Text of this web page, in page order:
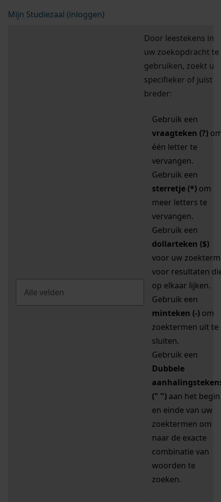
Mijn Studiezaal (inloggen)
Door leestekens in
uw zoekopdracht te
gebruiken, zoekt u
specifieker of juist
breder:
Gebruik een
vraagteken (?)
één letter te
vervangen.
Gebruik een
sterretje (*) om
meer letters te
vervangen.
Gebruik een
dollarteken ($)
voor uw zoekterm
voor resultaten
op elkaar lijken.
Gebruik een
minteken (-) om
zoektermen uit te
sluiten.
Gebruik een
Dubbele
(" ") aan het begin
en einde van uw
zoektermen om
naar de exacte
combinatie van
woorden te
zoeken.